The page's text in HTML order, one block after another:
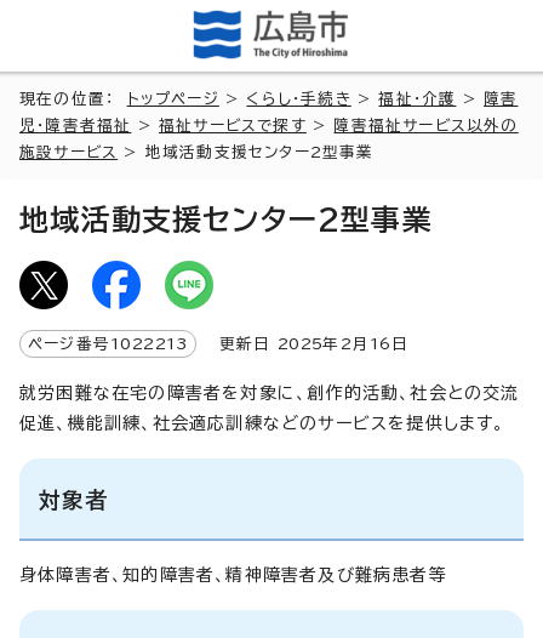
現在の位置： トップページ > くらし・手続き >福祉・介護 >
障害
児・障害者福祉
>福祉サービスで探す >
障害福祉サービス以外の
施設サービス
> 地域活動支援センター2型事業
地域活動支援センター2型事業
ページ番号 1022213 更新日 2025年2月 16 日
就労困難な在宅の障害者を対象に、創作的活動、社会との交流
促進、機能訓練、社会適応訓練などのサービスを提供します。
対象者
身体障害者、知的障害者、精神障害者及び難病患者等